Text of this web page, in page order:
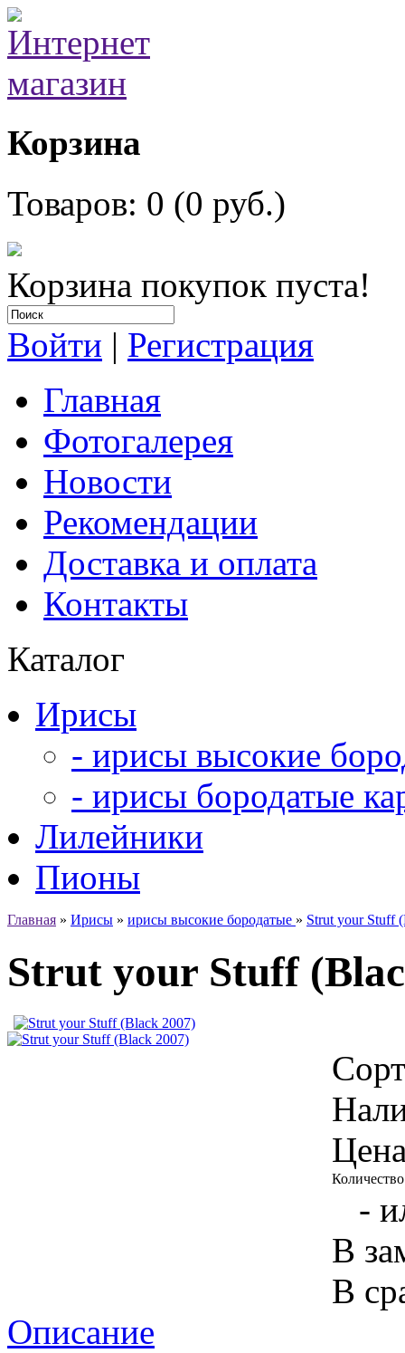
Корзина
Товаров: 0 (0 руб.)
Корзина покупок пуста!
Войти | Регистрация
Главная
Фотогалерея
Новости
Рекомендации
Доставка и оплата
Контакты
Каталог
Ирисы
- ирисы высокие
- ирисы бородатые
Лилейники
Пионы
Главная » Ирисы » ирисы высокие бородатые » Strut your Stuff
Strut your Stuff
-
В
В
Описание